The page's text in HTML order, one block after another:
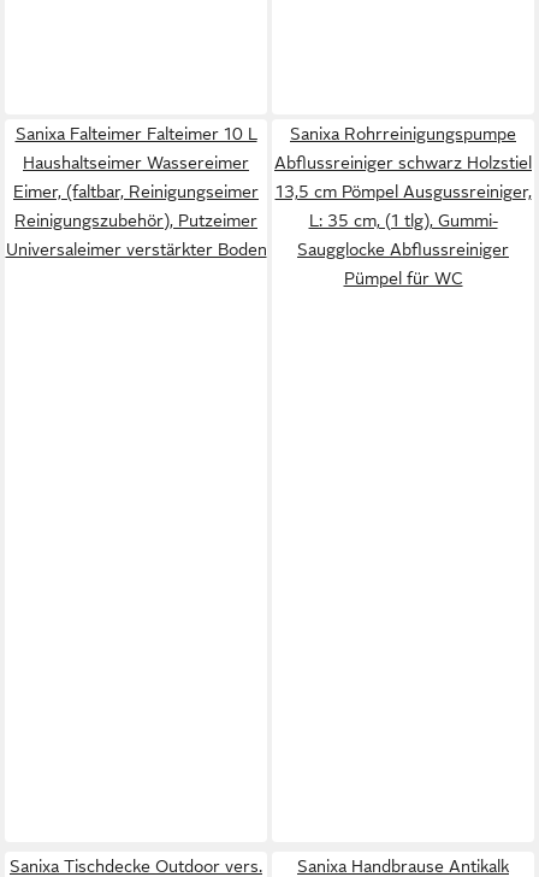
Sanixa Falteimer Falteimer 10 L
Haushaltseimer Wassereimer
Eimer, (faltbar, Reinigungseimer
Reinigungszubehör), Putzeimer
Universaleimer verstärkter Boden
Sanixa Rohrreinigungspumpe
Abflussreiniger schwarz Holzstiel
13,5 cm Pömpel Ausgussreiniger,
L: 35 cm, (1 tlg), Gummi-
Saugglocke Abflussreiniger
Pümpel für WC
Sanixa Tischdecke Outdoor vers.
Sanixa Handbrause Antikalk